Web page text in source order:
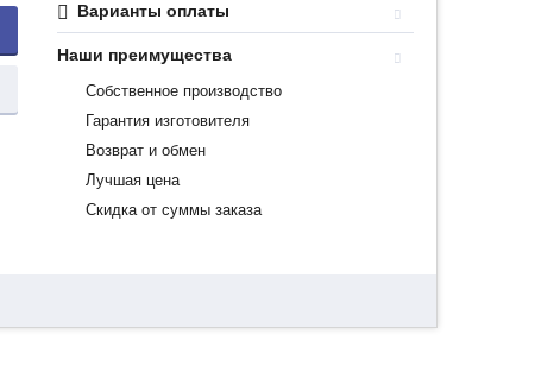
Варианты оплаты
Наши преимущества
Собственное производство
Гарантия изготовителя
Возврат и обмен
Лучшая цена
Скидка от суммы заказа